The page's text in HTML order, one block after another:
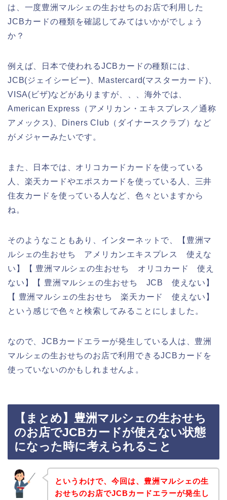
は、一度豊洲マルシェの生おせちのお店で利用した
JCBカードの種類を確認してみてはいかがでしょう
か？
例えば、日本で使われるJCBカードの種類には、
JCB(ジェイシービー)、Mastercard(マスターカード)、
VISA(ビザ)などがありますが、、、海外では、
American Express（アメリカン・エキスプレス／通称
アメックス)、Diners Club（ダイナースクラブ）など
がメジャーみたいです。
また、日本では、オリコカードカードを使っている
人、楽天カードやエポスカードを使っている人、三井
住友カードを使っている人など、色々といますから
ね。
そのようなこともあり、インターネットで、【豊洲マ
ルシェの生おせち アメリカンエキスプレス 使えな
い】【 豊洲マルシェの生おせち オリコカード 使え
ない】【 豊洲マルシェの生おせち JCB 使えない】
【 豊洲マルシェの生おせち 楽天カード 使えない】
という感じで色々と検索してみることにしました。
なので、JCBカードエラーが発生している人は、豊洲
マルシェの生おせちのお店で利用できるJCBカードを
使っていないのかもしれませんよ。
【まとめ】豊洲マルシェの生おせち
のお店でJCBカードが使えない状態
になった時に考えられること
というわけで、今回は、豊洲マルシェの生
おせちのお店でJCBカードエラーが発生し